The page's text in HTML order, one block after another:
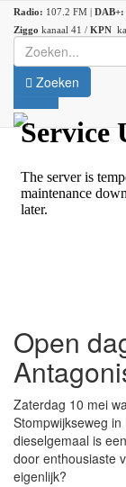
Radio: 107.2 FM | DAB+:
Ziggo kanaal 41 / KPN
Zoeken
Open
Zaterdag 10 mei
Stompwijkseweg
dieselgemaal is
door enthousiaste
eigenlijk?